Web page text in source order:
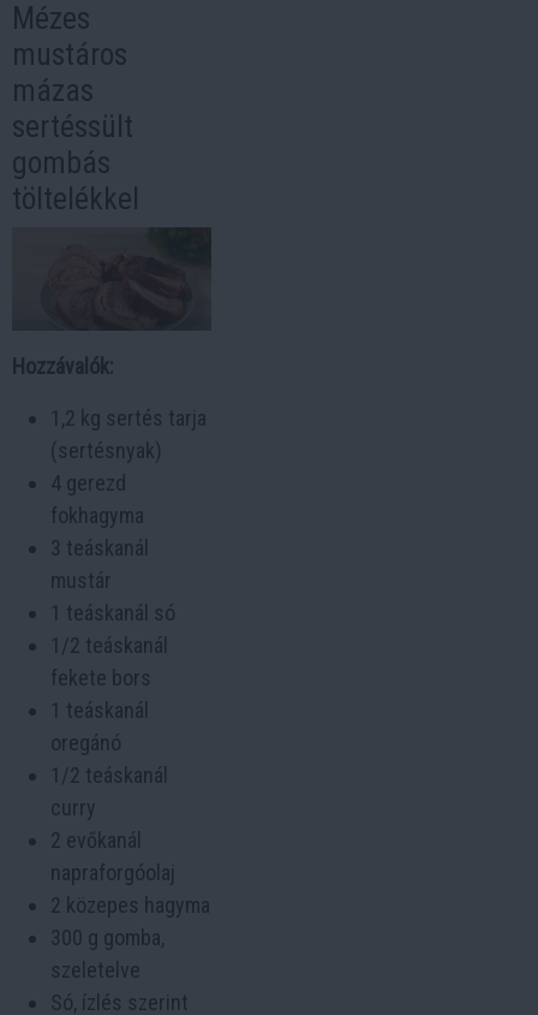
Mézes
mustáros
mázas
sertéssült
gombás
töltelékkel
Hozzávalók:
1,2 kg sertés tarja
(sertésnyak)
4 gerezd
fokhagyma
3 teáskanál
mustár
1 teáskanál só
1/2 teáskanál
fekete bors
1 teáskanál
oregánó
1/2 teáskanál
curry
2 evőkanál
napraforgóolaj
2 közepes hagyma
300 g gomba,
szeletelve
Só, ízlés szerint